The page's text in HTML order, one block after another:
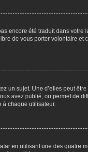
encore été traduit dans
de vous porter volontaire
un sujet. Une d’elles peut
avez publié, ou permet de
à chaque utilisateur.
en utilisant une des quatre